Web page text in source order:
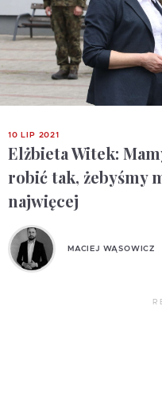
10 LIP 2021
Elżbieta Witek:
robić tak, żebyśmy
najwięcej
MACIEJ WĄSOWICZ